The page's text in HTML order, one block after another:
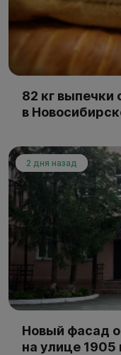
82 кг выпечки
в
2 дня назад
Новый фасад
на улице 1905